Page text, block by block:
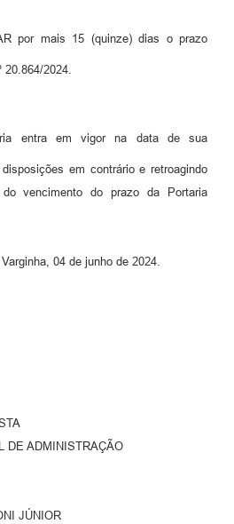
por mais 15 (quinze) dias o prazo
20.864/2024.
entra em vigor na data de sua
em contrário e retroagindo
vencimento do prazo da Portaria
04 de junho de 2024.
DE ADMINISTRAÇÃO
JÚNIOR